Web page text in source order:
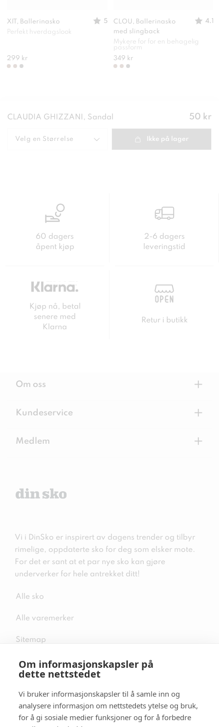
Om informasjonskapsler på
dette nettstedet
Vi bruker informasjonskapsler til å samle inn og
analysere informasjon om nettstedets ytelse og bruk,
for å gi sosiale medier funksjoner og for å forbedre
XIT, Ballerinasko
5
Perfekt hverdagslook
299 kr
CLOU, Ballerinasko
med slingback
4.1
Mykere for for en behagelig
passform
349 kr
CLAUDIA GHIZZANI, Sandal Pris:
50 kr
Velg en Størrelse Ikke på lager
60 dagers
åpent kjøp
2-6 dagers
leveringstid
Kjøp nå, betal
senere med
Klarna
Retur i butikk
Om oss +
Kundeservice +
Medlem +
Vi i DinSko er inspirert av dagens trender og tilbyr
rimelige, oppdaterte sko for deg som elsker mote.
For det er sant at et par nye sko kan gjøre
underverker for hele antrekket ditt!
Alle sko
Alle varemerker
Sitemap
Følg oss i sosiale medier